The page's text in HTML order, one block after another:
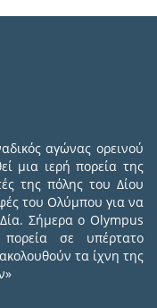
αγώνας ορεινού
μια ιερή πορεία της
της πόλης του Δίου
του Ολύμπου για να
Σήμερα ο Olympus
σε υπέρτατο
τα ίχνη της